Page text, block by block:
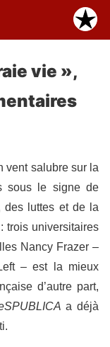
vie »,
vent salubre sur la
sous le signe de
des luttes et de la
trois universitaires
Nancy Frazer –
– est la mieux
d’autre part,
a déjà